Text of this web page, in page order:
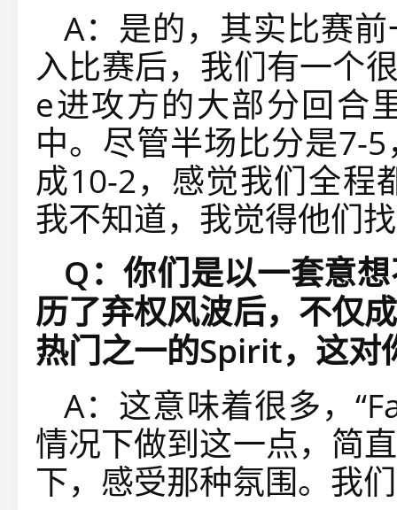
A：是的，其实比赛
入比赛后，我们有一个
e进攻方的大部分回合
中。尽管半场比分是7-5
成10-2，感觉我们全程
我不知道，我觉得他们
Q：你们是以一套意
历了弃权风波后，不仅
热门之一的Spirit，这对
A：这意味着很多，
情况下做到这一点，简
下，感受那种氛围。我